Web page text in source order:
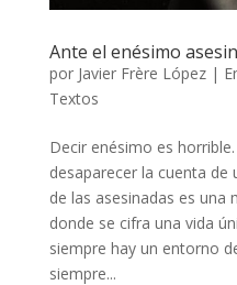
Ante el enésimo
por Javier Frère López|
Textos
Decir enésimo es
desaparecer la cuenta de
de las asesinadas es
donde se cifra una vida
siempre hay un entorno
siempre...